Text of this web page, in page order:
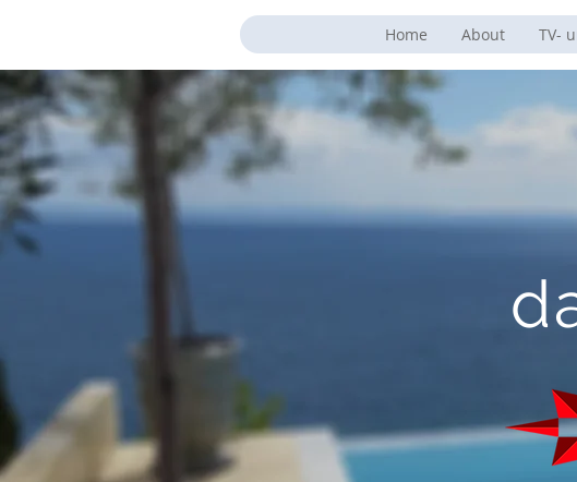
Home About TV-